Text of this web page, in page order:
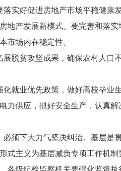
实好促进房地产市场平稳健康
地产发展新模式。要完善和落
市场内在稳定性。
脱贫攻坚成果，确保农村人口
就业优先政策，做好高校毕业
力供应，抓好安全生产，认真
下大力气坚决纠治。基层是
式主义为基层减负专项工作机
级纪检监察机关要强化监督执